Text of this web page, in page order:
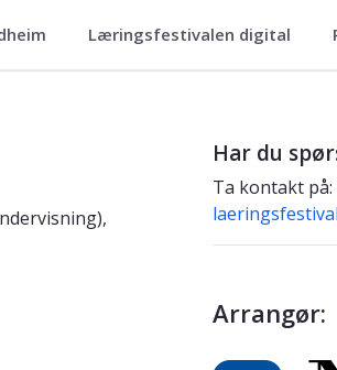
Læringsfestivalen digital
Har du
Ta kontakt på:
Arrangør: